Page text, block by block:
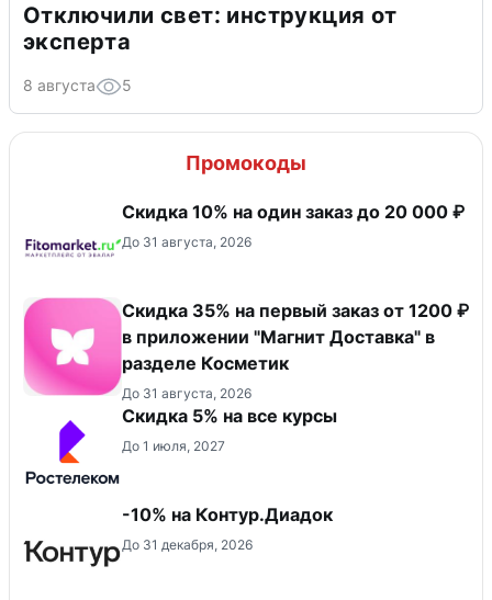
Отключили свет: инструкция от
эксперта
8 августа 5
Промокоды
Скидка 10% на один заказ до 20 000 ₽
До 31 августа, 2026
​Скидка 35% на первый заказ от 1200 ₽
в приложении "Магнит Доставка"​ в
разделе Косметик
До 31 августа, 2026
Скидка 5% на все курсы
До 1 июля, 2027
-10% на Контур.Диадок
До 31 декабря, 2026